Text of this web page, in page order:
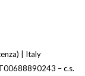
| Italy
– c.s.